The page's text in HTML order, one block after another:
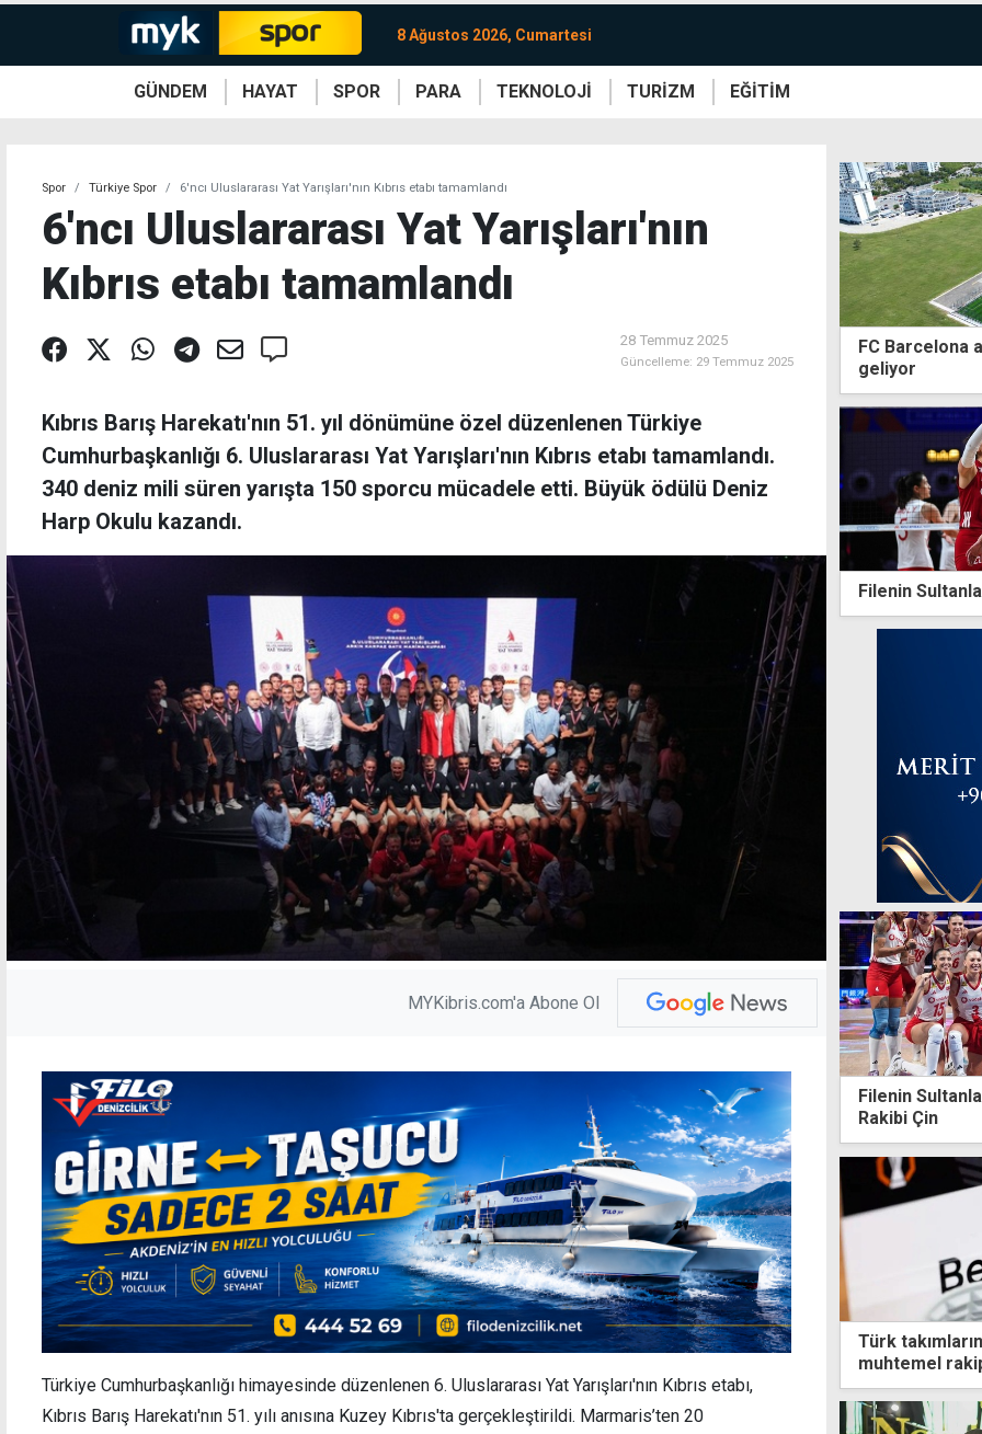
8 Ağustos 2026, Cumartesi
GÜNDEM HAYAT SPOR PARA TEKNOLOJİ TURİZM EĞİTİM
Spor Türkiye Spor 6'ncı Uluslararası Yat Yarışları'nın Kıbrıs etabı tamamlandı
6'ncı Uluslararası Yat Yarışları'nın
Kıbrıs etabı tamamlandı
28 Temmuz 2025
Güncelleme: 29 Temmuz 2025
Kıbrıs Barış Harekatı'nın 51. yıl dönümüne özel düzenlenen Türkiye
Cumhurbaşkanlığı 6. Uluslararası Yat Yarışları'nın Kıbrıs etabı tamamlandı.
340 deniz mili süren yarışta 150 sporcu mücadele etti. Büyük ödülü Deniz
Harp Okulu kazandı.
MYKibris.com'a Abone Ol
Türkiye Cumhurbaşkanlığı himayesinde düzenlenen 6. Uluslararası Yat Yarışları'nın Kıbrıs etabı,
Kıbrıs Barış Harekatı'nın 51. yılı anısına Kuzey Kıbrıs'ta gerçekleştirildi. Marmaris’ten 20
FC Barcelona
geliyor
Filenin
Filenin
Rakibi Çin
Türk
muhtemel